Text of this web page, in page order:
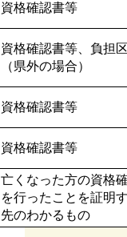
資格確認書等
資格確認書等、負担
（県外の場合）
資格確認書等
資格確認書等
亡くなった方の資格
を行ったことを証明
先のわかるもの